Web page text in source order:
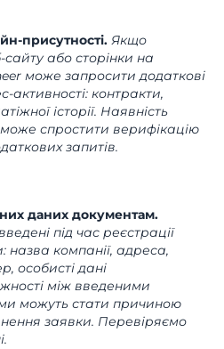
присутності. Якщо
або сторінки на
може запросити додаткові
активності: контракти,
історії. Наявність
спростити верифікацію
запитів.
даних документам.
під час реєстрації
назва компанії, адреса,
особисті дані
між введеними
можуть стати причиною
заявки. Перевіряємо